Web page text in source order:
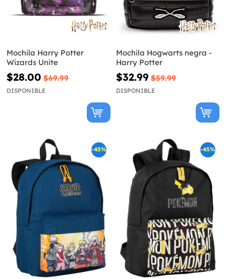
Mochila Harry Potter
Wizards Unite
$28.00 $69.99
DISPONIBLE
Mochila Hogwarts negra -
Harry Potter
$32.99 $59.99
DISPONIBLE
-45% -45%